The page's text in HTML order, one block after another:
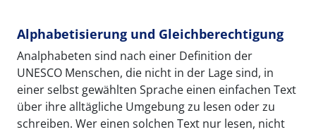
Alphabetisierung und Gleichberechtigung
Analphabeten sind nach einer Definition der
UNESCO Menschen, die nicht in der Lage sind, in
einer selbst gewählten Sprache einen einfachen Text
über ihre alltägliche Umgebung zu lesen oder zu
schreiben. Wer einen solchen Text nur lesen, nicht